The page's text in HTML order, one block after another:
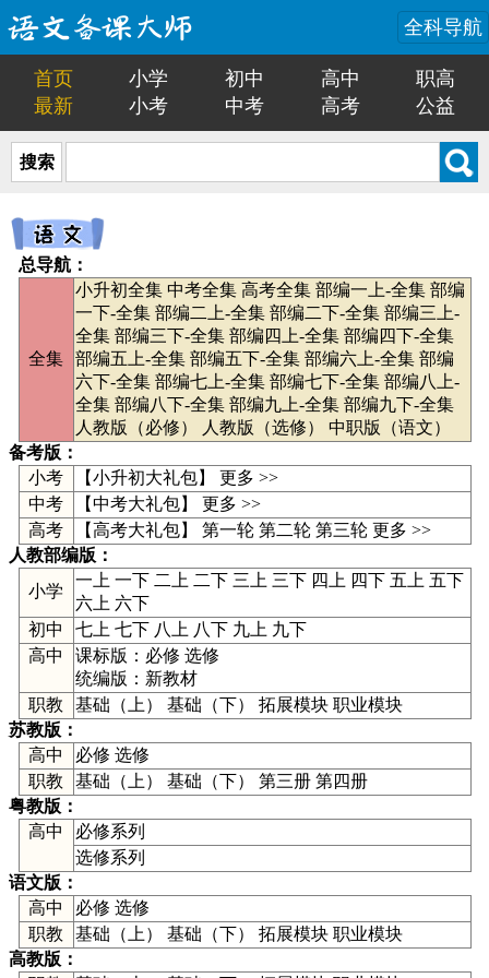
全科导航
首页 小学 初中 高中
职高
最新
小考 中考 高考 公益
搜索
总导航：
全集
小升初全集 中考全集 高考全集 部编一上-全集 部编
一下-全集 部编二上-全集 部编二下-全集 部编三上-
全集 部编三下-全集 部编四上-全集 部编四下-全集
部编五上-全集 部编五下-全集 部编六上-全集 部编
六下-全集 部编七上-全集 部编七下-全集 部编八上-
全集 部编八下-全集 部编九上-全集 部编九下-全集
人教版（必修）
人教版（选修）
中职版（语文）
备考版：
小考
【小升初大礼包】 更多 >>
中考
【中考大礼包】 更多 >>
高考
【高考大礼包】 第一轮 第二轮 第三轮 更多 >>
人教部编版 ：
小学
一上 一下 二上 二下 三上 三下 四上 四下 五上 五下
六上 六下
初中
七上 七下 八上 八下 九上 九下
高中
课标版： 必修 选修
统编版： 新教材
职教
基础（上） 基础（下） 拓展模块 职业模块
苏教版 ：
高中
必修 选修
职教
基础（上） 基础（下） 第三册 第四册
粤教版 ：
高中
必修系列
选修系列
语文版 ：
高中
必修 选修
职教
基础（上） 基础（下） 拓展模块 职业模块
高教版 ：